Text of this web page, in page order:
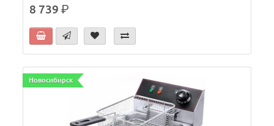
8 739р.
Новосибирск